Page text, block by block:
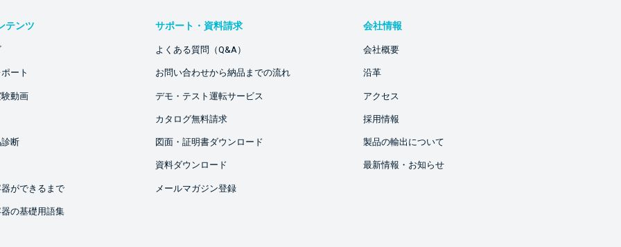
テンツ
ート
動画
断
ができるまで
の基礎用語集
サポート・資料請求
よくある質問（Q&A）
お問い合わせから納品までの流れ
デモ・テスト運転サービス
カタログ無料請求
図面・証明書ダウンロード
資料ダウンロード
メールマガジン登録
会社情報
会社概要
沿革
アクセス
採用情報
製品の輸出について
最新情報・お知らせ